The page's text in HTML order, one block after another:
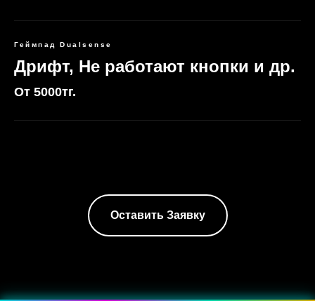
Геймпад Dualsense
Дрифт, Не работают кнопки и др.
От 5000тг.
Оставить Заявку